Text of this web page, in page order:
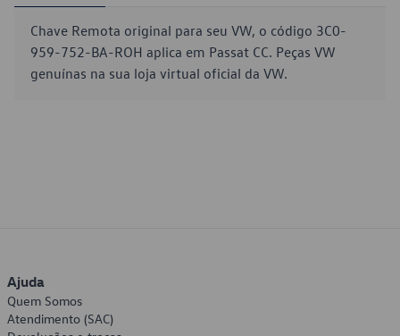
Chave Remota original para seu VW, o código 3C0-
959-752-BA-ROH aplica em Passat CC. Peças VW
genuínas na sua loja virtual oficial da VW.
Ajuda
Quem Somos
Atendimento (SAC)